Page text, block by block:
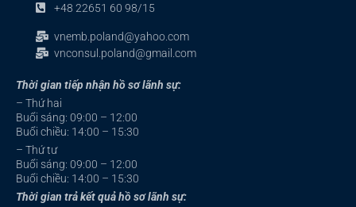
+48 22651 60 98/15
vnemb.poland@yahoo.com
vnconsul.poland@gmail.com
Thời gian tiếp nhận hồ sơ lãnh sự:
– Thứ hai
Buổi sáng: 09:00 – 12:00
Buổi chiều: 14:00 – 15:30
– Thứ tư
Buổi sáng: 09:00 – 12:00
Buổi chiều: 14:00 – 15:30
Thời gian trả kết quả hồ sơ lãnh sự: